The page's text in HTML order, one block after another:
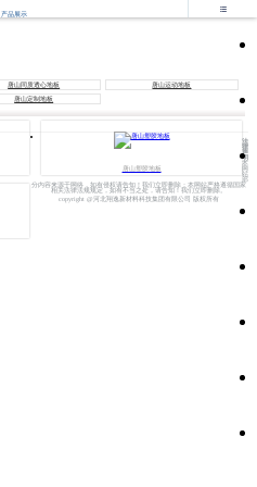
产品展示

唐山同质透心地板 唐山运动地板
唐山定制地板
唐山塑胶地板
法
律
声
明
本
网
站
部
分内容来源于网络，如有侵权请告知！我们立即删除；本网站严格遵循国家
相关法律法规规定，如有不当之处，请告知！我们立即删除。
copyright @河北翔逸新材料科技集团有限公司 版权所有